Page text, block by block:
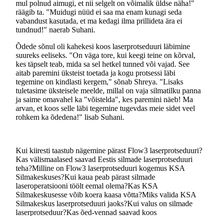
mul polnud aimugi, et nii selgelt on võimalik üldse näha!"
räägib ta. "Muidugi nüüd ei saa ma enam kunagi seda
vabandust kasutada, et ma kedagi ilma prillideta ära ei
tundnud!" naerab Suhani.
Õdede sõnul oli kahekesi koos laserprotseduuri läbimine
suureks eeliseks. "On väga tore, kui keegi teine on kõrval,
kes täpselt teab, mida sa sel hetkel tunned või vajad. See
aitab paremini üksteist toetada ja kogu protsessi läbi
tegemine on kindlasti kergem," sõnab Shreya. "Lisaks
tuletasime üksteisele meelde, millal on vaja silmatilku panna
ja saime omavahel ka "võistelda", kes paremini näeb! Ma
arvan, et koos selle läbi tegemine tugevdas meie sidet veel
rohkem ka õdedena!" lisab Suhani.
Kui kiiresti taastub nägemine pärast Flow3 laserprotseduuri?
Kas välismaalased saavad Eestis silmade laserprotseduuri
teha?Milline on Flow3 laserprotseduuri kogemus KSA
Silmakeskuses?Kui kaua peab pärast silmade
laseroperatsiooni töölt eemal olema?Kas KSA
Silmakeskusesse võib koera kaasa võtta?Miks valida KSA
Silmakeskus laserprotseduuri jaoks?Kui valus on silmade
laserprotseduur?Kas õed-vennad saavad koos